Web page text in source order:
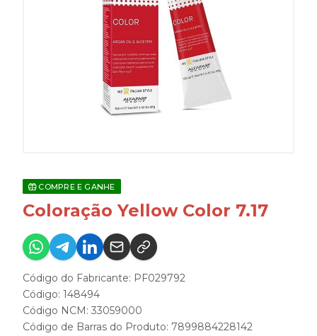
COMPRE E GANHE
Coloração Yellow Color 7.17
Código do Fabricante: PF029792
Código: 148494
Código NCM: 33059000
Código de Barras do Produto: 7899884228142